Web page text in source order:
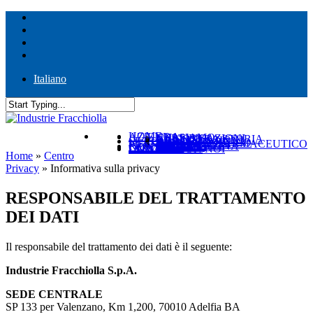
Skip
main
content
Italiano
Close
HOME
AZIENDACHI SIAMO
CERTIFICAZIONI
LA NOSTRA STORIA
CLIENTI
REALIZZAZIONI
SETTORIALIMENTARE
BIO-ENERGETICO
BIRRA
CHIMICO E FARMACEUTICO
ENOLOGICO
OLEARIO
PRONTA CONSEGNA
NEWS E FIERE
CONTATTI
DOWNLOADS
LAVORA CON NOI
SEARCH
Home » Centro
Privacy » Informativa sulla privacy
RESPONSABILE DEL TRATTAMENTO
DEI DATI
Il responsabile del trattamento dei dati è il seguente:
Industrie Fracchiolla S.p.A.
SEDE CENTRALE
SP 133 per Valenzano, Km 1,200, 70010 Adelfia BA